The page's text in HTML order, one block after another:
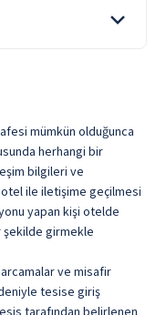
özellikler ücretlidir.
mümkün olduğunca
herhangi bir
bilgileri ve
ile iletişime geçilmesi
yapan kişi otelde
şekilde girmekle
ve misafir
tesise giriş